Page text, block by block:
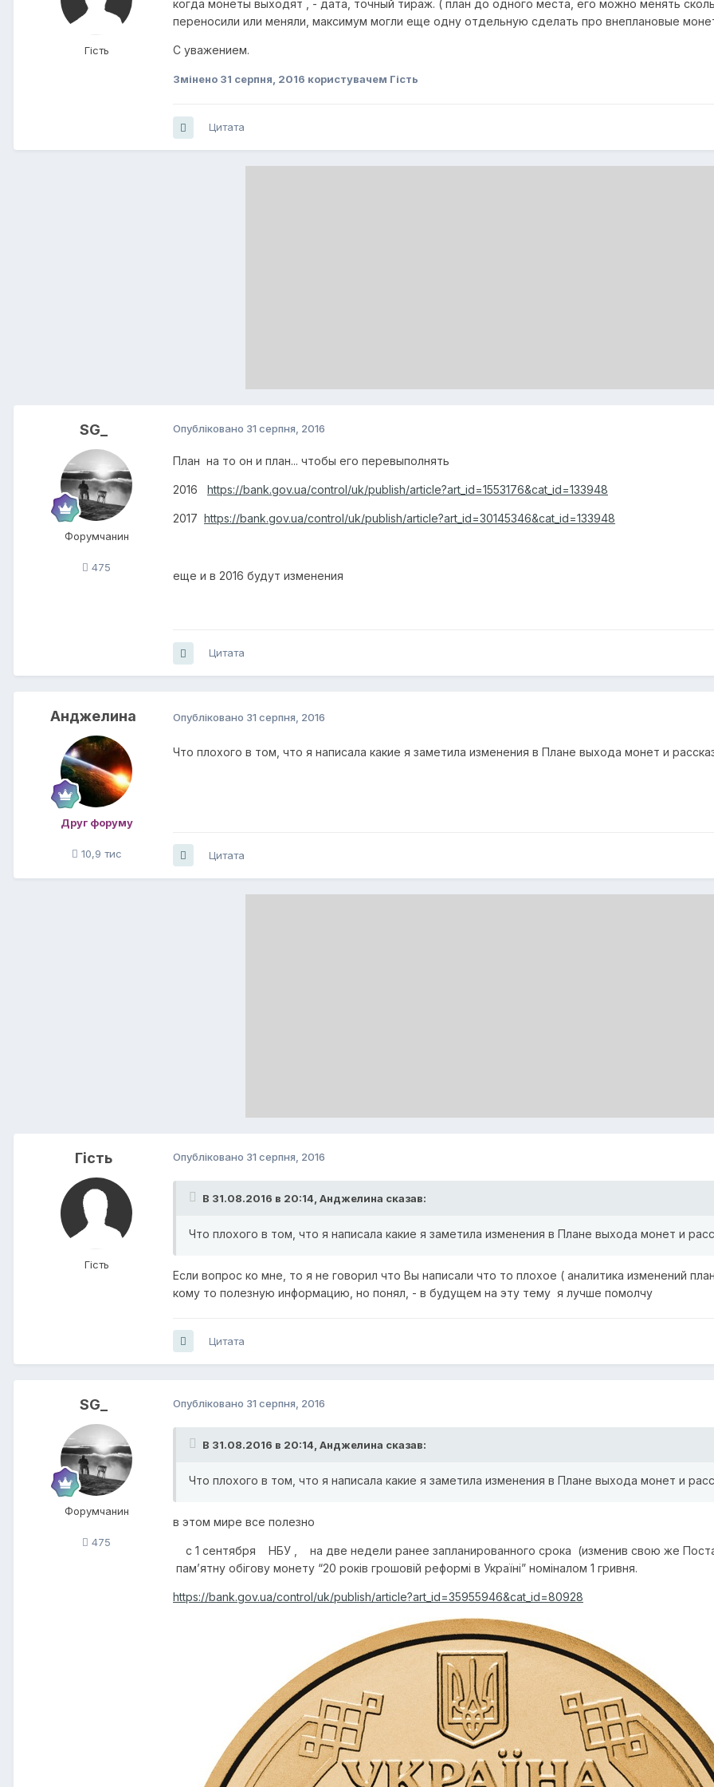
Гість
когда монеты выходят , - дата, точный тираж. ( план до одного места, его можно менять
переносили или меняли, максимум могли еще одну отдельную сделать про внеплановые
С уважением.
Змінено 31 серпня, 2016 користувачем Гість
Цитата
SG_
Форумчанин
475
Опубліковано 31 серпня, 2016
План на то он и план... чтобы его перевыполнять
2016 https://bank.gov.ua/control/uk/publish/article?art_id=1553176&cat_id=133948
2017 https://bank.gov.ua/control/uk/publish/article?art_id=30145346&cat_id=133948
еще и в 2016 будут изменения
Цитата
Анджелина
Друг форуму
10,9 тис
Опубліковано 31 серпня, 2016
Что плохого в том, что я написала какие я заметила изменения в Плане выхода монет и
Цитата
Гість
Гість
Опубліковано 31 серпня, 2016
В 31.08.2016 в 20:14, Анджелина сказав:
Что плохого в том, что я написала какие я заметила изменения в Плане выхода монет и
Если вопрос ко мне, то я не говорил что Вы написали что то плохое ( аналитика изменений
кому то полезную информацию, но понял, - в будущем на эту тему я лучше помолчу
Цитата
SG_
Форумчанин
475
Опубліковано 31 серпня, 2016
В 31.08.2016 в 20:14, Анджелина сказав:
Что плохого в том, что я написала какие я заметила изменения в Плане выхода монет и
в этом мире все полезно
с 1 сентября НБУ , на две недели ранее запланированного срока (изменив свою же
пам’ятну обігову монету “20 років грошовій реформі в Україні” номіналом 1 гривня.
https://bank.gov.ua/control/uk/publish/article?art_id=35955946&cat_id=80928